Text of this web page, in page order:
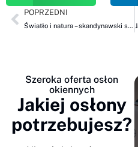
POPRZEDNI
Światło i natura – skandynawski salon, czyli shuttersy i żaluzje drewniane ROLBEST
Szeroka oferta osłon
okiennych
Jakiej osłony
potrzebujesz?